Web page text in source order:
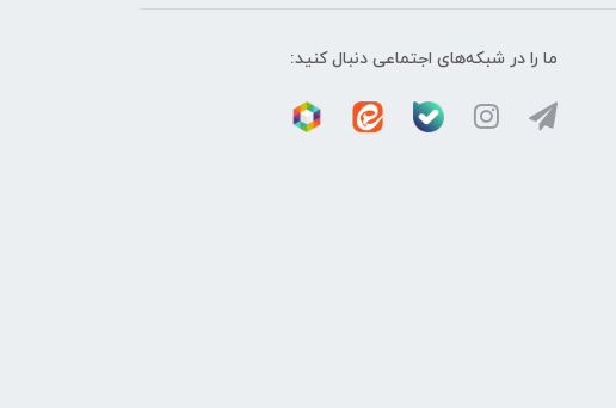
ما را در شبکه‌های اجتماعی دنبال کنید: